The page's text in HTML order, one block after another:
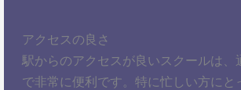
アクセスの良さ
駅からのアクセスが良いスクールは、
で非常に便利です。特に忙しい方にと